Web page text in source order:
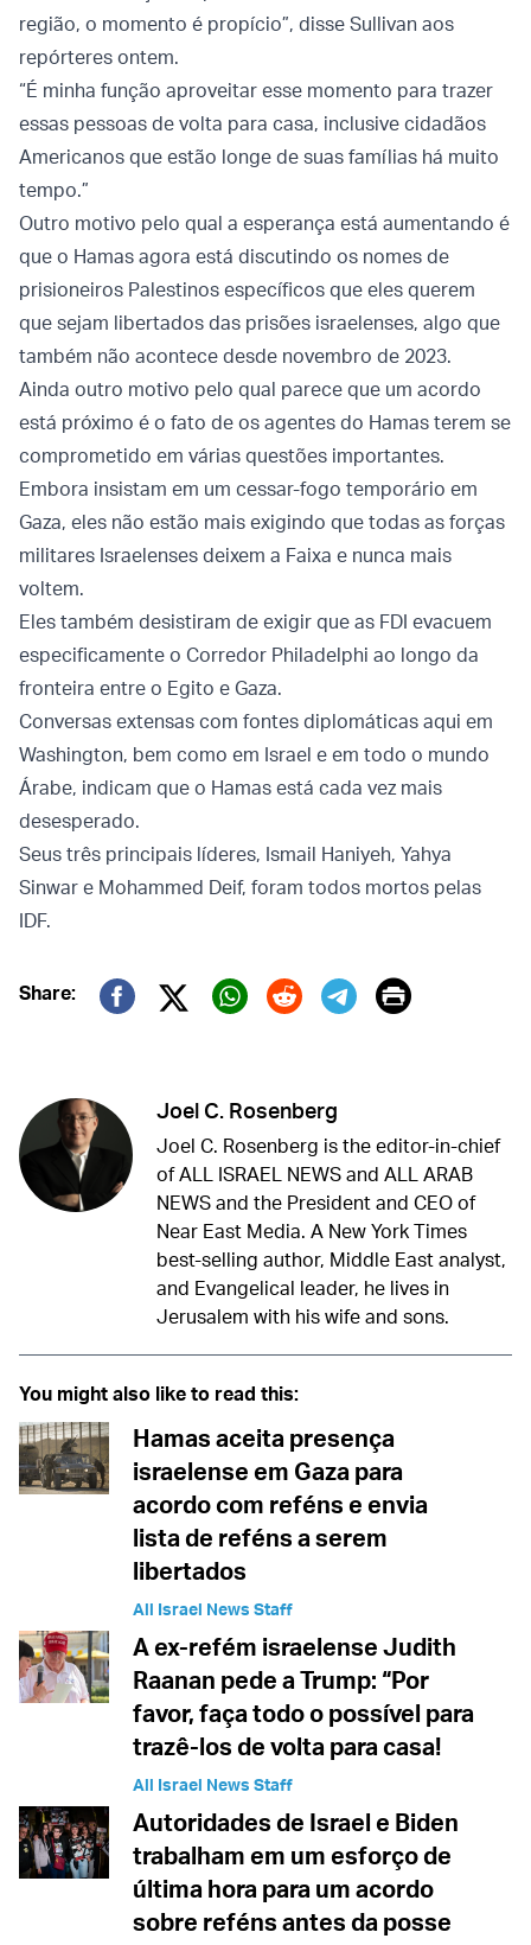
região, o momento é propício”, disse Sullivan aos
repórteres ontem.
“É minha função aproveitar esse momento para trazer
essas pessoas de volta para casa, inclusive cidadãos
Americanos que estão longe de suas famílias há muito
tempo.”
Outro motivo pelo qual a esperança está aumentando é
que o Hamas agora está discutindo os nomes de
prisioneiros Palestinos específicos que eles querem
que sejam libertados das prisões israelenses, algo que
também não acontece desde novembro de 2023.
Ainda outro motivo pelo qual parece que um acordo
está próximo é o fato de os agentes do Hamas terem se
comprometido em várias questões importantes.
Embora insistam em um cessar-fogo temporário em
Gaza, eles não estão mais exigindo que todas as forças
militares Israelenses deixem a Faixa e nunca mais
voltem.
Eles também desistiram de exigir que as FDI evacuem
especificamente o Corredor Philadelphi ao longo da
fronteira entre o Egito e Gaza.
Conversas extensas com fontes diplomáticas aqui em
Washington, bem como em Israel e em todo o mundo
Árabe, indicam que o Hamas está cada vez mais
desesperado.
Seus três principais líderes, Ismail Haniyeh, Yahya
Sinwar e Mohammed Deif, foram todos mortos pelas
IDF.
Share:
Twitter (X)
Print
Joel C. Rosenberg
Joel C. Rosenberg is the editor-in-chief
of ALL ISRAEL NEWS and ALL ARAB
NEWS and the President and CEO of
Near East Media. A New York Times
best-selling author, Middle East analyst,
and Evangelical leader, he lives in
Jerusalem with his wife and sons.
You might also like to read this:
Hamas aceita presença
israelense em Gaza para
acordo com reféns e envia
lista de reféns a serem
libertados
All Israel News Staff
A ex-refém israelense Judith
Raanan pede a Trump: “Por
favor, faça todo o possível para
trazê-los de volta para casa!
All Israel News Staff
Autoridades de Israel e Biden
trabalham em um esforço de
última hora para um acordo
sobre reféns antes da posse